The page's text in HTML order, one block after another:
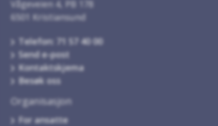
Vågeveien 4, PB 178
6501 Kristiansund
Telefon: 71 57 40 00
Send e-post
Kontaktskjema
Besøk oss
Organisasjon
For ansatte